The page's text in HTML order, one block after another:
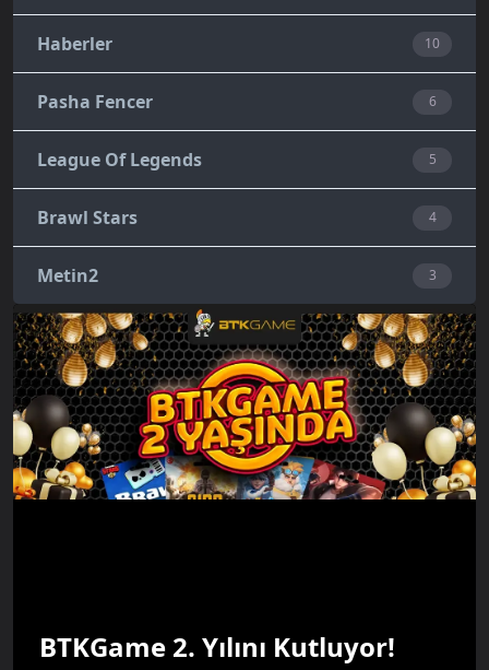
Haberler 10
Pasha Fencer 6
League Of Legends 5
Brawl Stars 4
Metin2 3
BTKGame 2. Yılını Kutluyor!